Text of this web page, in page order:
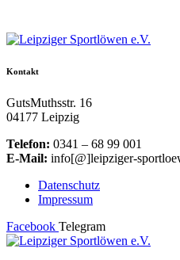
Kontakt
GutsMuthsstr. 16
04177 Leipzig
Telefon: 0341 – 68 99 001
E-Mail: info[@]leipziger-
Datenschutz
Impressum
Facebook Telegram